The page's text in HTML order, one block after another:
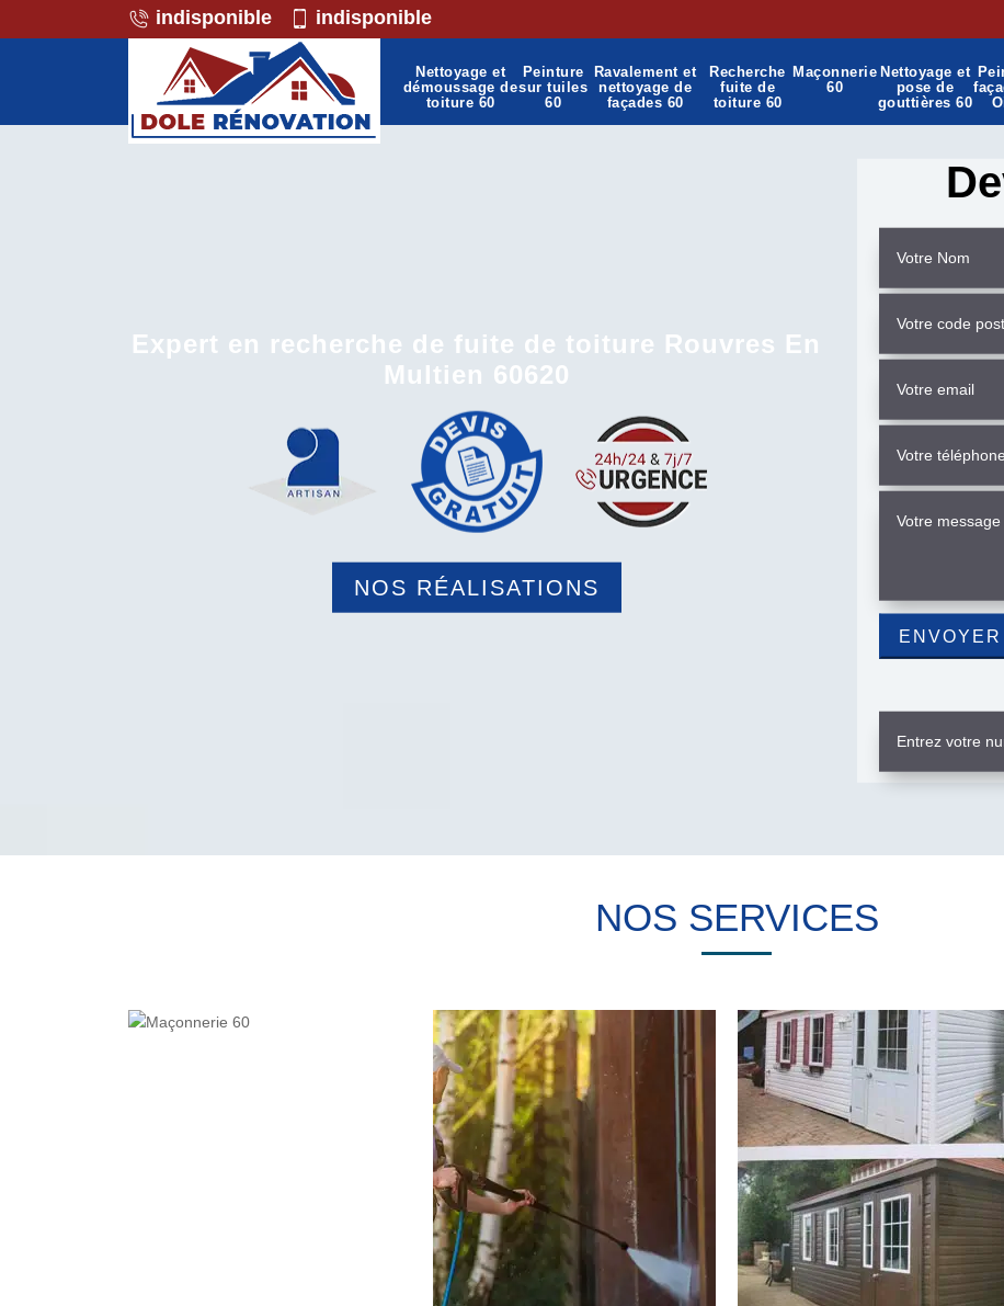
indisponible indisponible
Nettoyage et
démoussage de
toiture 60
Peinture
sur tuiles
60
Ravalement et
nettoyage de
façades 60
Recherche
fuite de
toiture 60
Maçonnerie
60
Nettoyage et
pose de
gouttières 60
Expert en recherche de fuite de toiture Rouvres En
Multien 60620
NOS RÉALISATIONS
NOS SERVICES